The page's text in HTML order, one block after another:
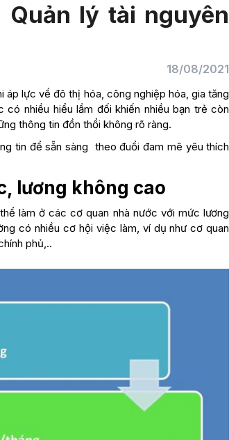
lý tài nguyên
18/08/2021
áp lực về đô thị hóa, công nghiệp hóa, gia tăng
nhiều hiểu lầm đối khiến nhiều bạn trẻ còn
thông tin đồn thổi không rõ ràng.
tin để sẵn sàng theo đuổi đam mê yêu thích
lương không cao
làm ở các cơ quan nhà nước với mức lương
có nhiều cơ hội việc làm, ví dụ như cơ quan
phủ,..